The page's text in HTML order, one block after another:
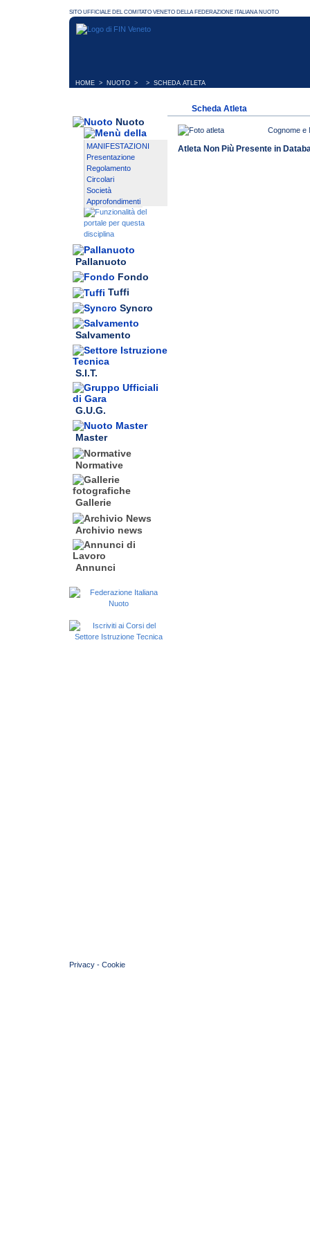
HOME > NUOTO > > SCHEDA ATLETA
Nuoto
MANIFESTAZIONI
Presentazione
Regolamento
Circolari
Società
Approfondimenti
Pallanuoto
Fondo
Tuffi
Syncro
Salvamento
S.I.T.
G.U.G.
Master
Normative
Gallerie
Archivio news
Annunci
Scheda Atleta
Cognome e
Atleta Non Più Presente in
Privacy - Cookie